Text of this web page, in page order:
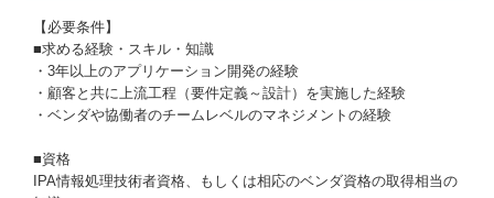
【必要条件】
■求める経験・スキル・知識
・3年以上のアプリケーション開発の経験
・顧客と共に上流工程（要件定義～設計）を実施した経験
・ベンダや協働者のチームレベルのマネジメントの経験
■資格
IPA情報処理技術者資格、もしくは相応のベンダ資格の取得相当の